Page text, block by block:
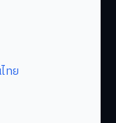
ทย